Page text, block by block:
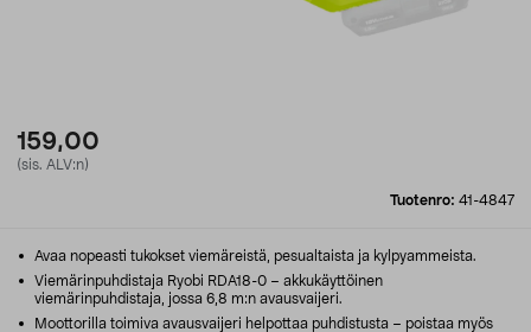
159,00
(sis. ALV:n)
Tuotenro: 41-4847
Avaa nopeasti tukokset viemäreistä, pesualtaista ja kylpyammeista.
Viemärinpuhdistaja Ryobi RDA18-0 – akkukäyttöinen
viemärinpuhdistaja, jossa 6,8 m:n avausvaijeri.
Moottorilla toimiva avausvaijeri helpottaa puhdistusta – poistaa myös